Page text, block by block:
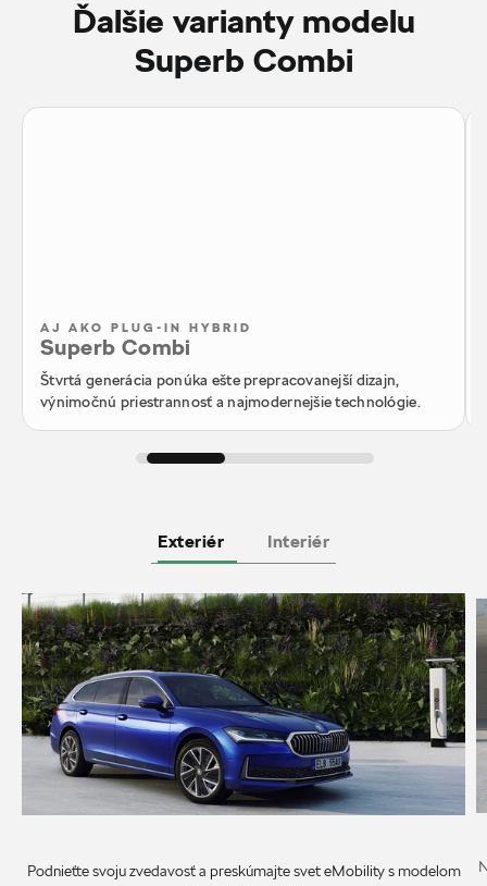
Ďalšie varianty modelu
Superb Combi
AJ AKO PLUG-IN HYBRID
Superb Combi
Štvrtá generácia ponúka ešte prepracovanejší dizajn,
výnimočnú priestrannosť a najmodernejšie technológie.
Exteriér Interiér
Podnieťte svoju zvedavosť a preskúmajte svet eMobility s modelom